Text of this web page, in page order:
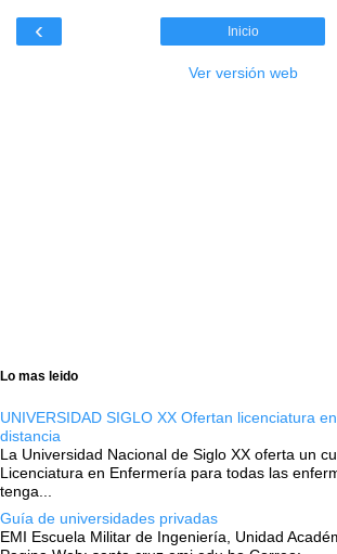
‹ Inicio
Ver versión web
Lo mas leido
UNIVERSIDAD SIGLO XX Ofertan licenciatura
distancia
La Universidad Nacional de Siglo XX oferta un
Licenciatura en Enfermería para todas las
tenga...
Guía de universidades privadas
EMI Escuela Militar de Ingeniería, Unidad